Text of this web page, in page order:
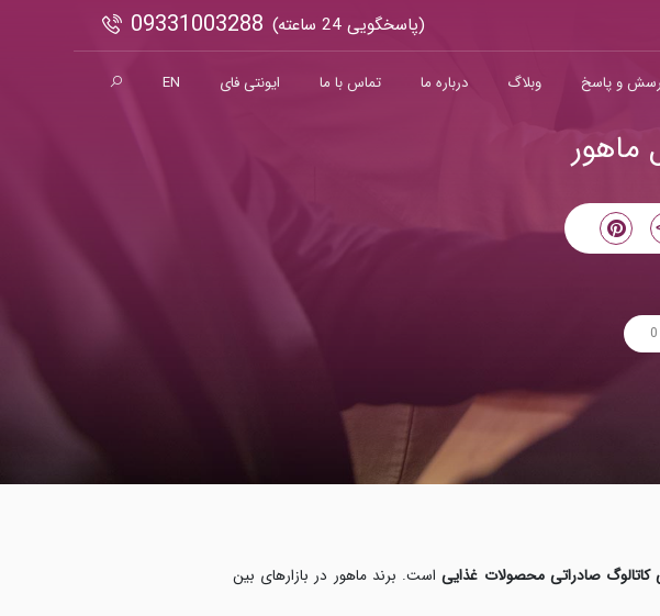
(پاسخگویی 24 ساعته) 09331003288
و پاسخ وبلاگ درباره ما تماس با ما ایونتی فای EN
ماهور
0
کاتالوگ صادراتی محصولات غذاییاست. برند ماهور در بازارهای بین‌